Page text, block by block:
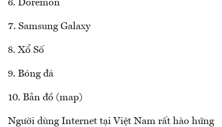
6. Doremon
7. Samsung Galaxy
8. Xổ Số
9. Bóng đá
10. Bản đồ (map)
Người dùng Internet tại Việt Nam rất hào hứng